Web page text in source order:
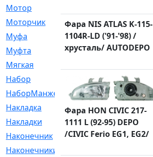
Мотор
Моторчик
[6]
Муфа
[1]
Муфта
[9]
Мягкая
Набор
[6]
НаборМанжетГТЦ
[33]
Накладка
[51]
Накладки
[1]
Наконечник
[743]
Наконечники
Фара NIS ATLAS K-115-
1104R-LD ('91-'98) /
хрусталь/ AUTODEPO
Фара HON CIVIC 217-
1111 L (92-95) DEPO
/CIVIC Ferio EG1, EG2/